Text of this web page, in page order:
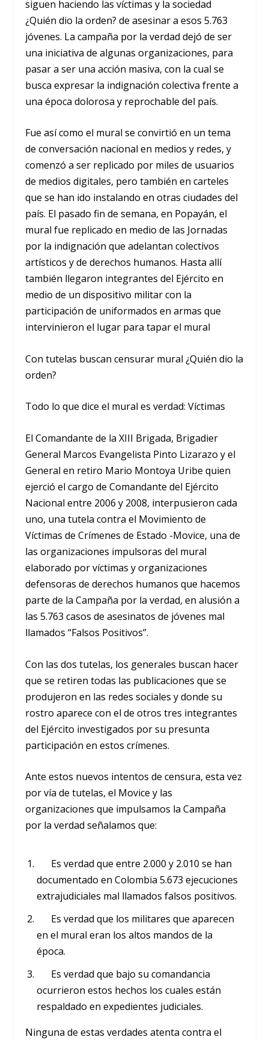
siguen haciendo las víctimas y la sociedad
¿Quién dio la orden? de asesinar a esos 5.763
jóvenes. La campaña por la verdad dejó de ser
una iniciativa de algunas organizaciones, para
pasar a ser una acción masiva, con la cual se
busca expresar la indignación colectiva frente a
una época dolorosa y reprochable del país.
Fue así como el mural se convirtió en un tema
de conversación nacional en medios y redes, y
comenzó a ser replicado por miles de usuarios
de medios digitales, pero también en carteles
que se han ido instalando en otras ciudades del
país. El pasado fin de semana, en Popayán, el
mural fue replicado en medio de las Jornadas
por la indignación que adelantan colectivos
artísticos y de derechos humanos. Hasta allí
también llegaron integrantes del Ejército en
medio de un dispositivo militar con la
participación de uniformados en armas que
intervinieron el lugar para tapar el mural
Con tutelas buscan censurar mural ¿Quién dio la
orden?
Todo lo que dice el mural es verdad: Víctimas
El Comandante de la XIII Brigada, Brigadier
General Marcos Evangelista Pinto Lizarazo y el
General en retiro Mario Montoya Uribe quien
ejerció el cargo de Comandante del Ejército
Nacional entre 2006 y 2008, interpusieron cada
uno, una tutela contra el Movimiento de
Víctimas de Crímenes de Estado -Movice, una de
las organizaciones impulsoras del mural
elaborado por víctimas y organizaciones
defensoras de derechos humanos que hacemos
parte de la Campaña por la verdad, en alusión a
las 5.763 casos de asesinatos de jóvenes mal
llamados “Falsos Positivos”.
Con las dos tutelas, los generales buscan hacer
que se retiren todas las publicaciones que se
produjeron en las redes sociales y donde su
rostro aparece con el de otros tres integrantes
del Ejército investigados por su presunta
participación en estos crímenes.
Ante estos nuevos intentos de censura, esta vez
por vía de tutelas, el Movice y las
organizaciones que impulsamos la Campaña
por la verdad señalamos que:
Es verdad que entre 2.000 y 2.010 se han
documentado en Colombia 5.673 ejecuciones
extrajudiciales mal llamados falsos positivos.
Es verdad que los militares que aparecen
en el mural eran los altos mandos de la
época.
Es verdad que bajo su comandancia
ocurrieron estos hechos los cuales están
respaldado en expedientes judiciales.
Ninguna de estas verdades atenta contra el